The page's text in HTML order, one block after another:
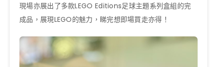
現場亦展出了多款LEGO Editions足球主題系列盒組的完
成品，展現LEGO的魅力，睇完想即場買走亦得！